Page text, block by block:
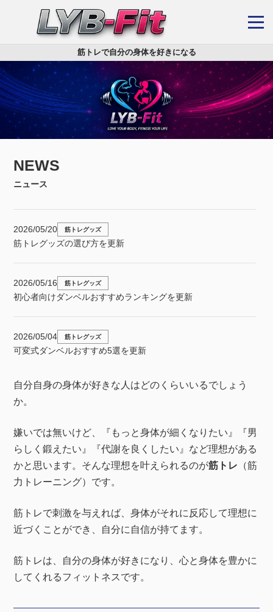
筋トレで自分の身体を好きになる
NEWS
ニュース
2026/05/20 筋トレグッズ
筋トレグッズの選び方を更新
2026/05/16 筋トレグッズ
初心者向けダンベルおすすめランキングを更新
2026/05/04 筋トレグッズ
可変式ダンベルおすすめ5選を更新
2026/05/01 筋トレグッズ
失敗しないトレーニングベンチの選び方を更新
2026/04/10 筋トレグッズ
トレーニングマットおすすめ5選を更新
自宅で筋トレするなら必要なものを更新
自分自身の身体が好きな人はどのくらいいるでしょう
か。
嫌いでは無いけど、『もっと身体が細くなりたい』『男
らしく鍛えたい』『代謝を良くしたい』など理想がある
かと思います。そんな理想を叶えられるのが筋トレ （筋
力トレーニング）です。
筋トレで刺激を与えれば、身体がそれに反応して理想に
近づくことができ、自分に自信が持てます。
筋トレは、自分の身体が好きになり、心と身体を豊かに
してくれるフィットネスです。